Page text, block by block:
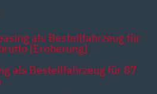
als Bestellfahrzeug für
[Eroberung]
als Bestellfahrzeug für 87